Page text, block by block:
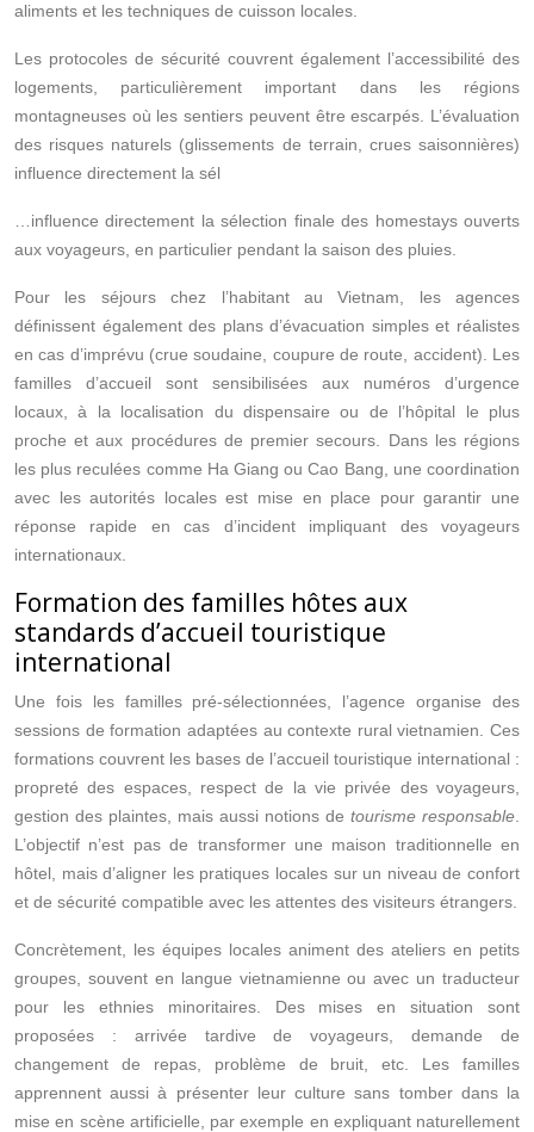
aliments et les techniques de cuisson locales.
Les protocoles de sécurité couvrent également l’accessibilité des
logements, particulièrement important dans les régions
montagneuses où les sentiers peuvent être escarpés. L’évaluation
des risques naturels (glissements de terrain, crues saisonnières)
influence directement la sél
…influence directement la sélection finale des homestays ouverts
aux voyageurs, en particulier pendant la saison des pluies.
Pour les séjours chez l’habitant au Vietnam, les agences
définissent également des plans d’évacuation simples et réalistes
en cas d’imprévu (crue soudaine, coupure de route, accident). Les
familles d’accueil sont sensibilisées aux numéros d’urgence
locaux, à la localisation du dispensaire ou de l’hôpital le plus
proche et aux procédures de premier secours. Dans les régions
les plus reculées comme Ha Giang ou Cao Bang, une coordination
avec les autorités locales est mise en place pour garantir une
réponse rapide en cas d’incident impliquant des voyageurs
internationaux.
Formation des familles hôtes aux
standards d’accueil touristique
international
Une fois les familles pré‑sélectionnées, l’agence organise des
sessions de formation adaptées au contexte rural vietnamien. Ces
formations couvrent les bases de l’accueil touristique international :
propreté des espaces, respect de la vie privée des voyageurs,
gestion des plaintes, mais aussi notions de tourisme responsable
L’objectif n’est pas de transformer une maison traditionnelle en
hôtel, mais d’aligner les pratiques locales sur un niveau de confort
et de sécurité compatible avec les attentes des visiteurs étrangers.
Concrètement, les équipes locales animent des ateliers en petits
groupes, souvent en langue vietnamienne ou avec un traducteur
pour les ethnies minoritaires. Des mises en situation sont
proposées : arrivée tardive de voyageurs, demande de
changement de repas, problème de bruit, etc. Les familles
apprennent aussi à présenter leur culture sans tomber dans la
mise en scène artificielle, par exemple en expliquant naturellement